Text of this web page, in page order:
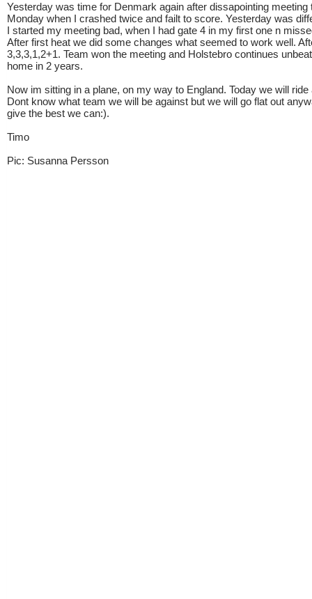
Yesterday was time for Denmark again after dissapointing meeting
Monday when I crashed twice and failt to score. Yesterday was
I started my meeting bad, when I had gate 4 in my first one n
After first heat we did some changes what seemed to work well.
3,3,3,1,2+1. Team won the meeting and Holstebro continues
home in 2 years.
Now im sitting in a plane, on my way to England. Today we will ride
Dont know what team we will be against but we will go flat out
give the best we can:).
Timo
Pic: Susanna Persson